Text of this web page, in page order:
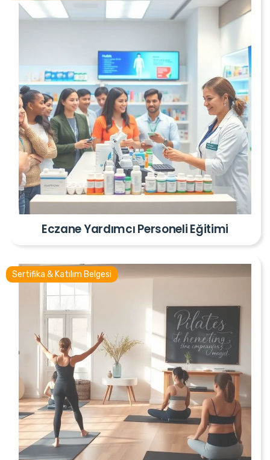
Eczane Yardımcı Personeli Eğitimi
Sertifika & Katılım Belgesi